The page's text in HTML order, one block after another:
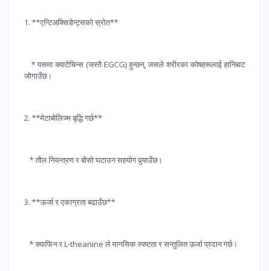
1. **एन्टिअक्सिडेन्ट्सको स्रोत**
* यसमा क्याटेचिन्स (जस्तै EGCG) हुन्छन्, जसले शरीरका कोषहरूलाई हानिबाट
जोगाउँछ।
2. **मेटाबोलिज्म बृद्धि गर्छ**
* तौल नियन्त्रण र बोसो घटाउन सहयोग पुर्‍याउँछ।
3. **ऊर्जा र एकाग्रता बढाउँछ**
* क्याफिन र L-theanine ले मानसिक स्पष्टता र सन्तुलित ऊर्जा प्रदान गर्छ।